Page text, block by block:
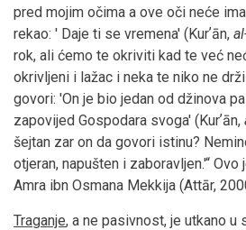
pred mojim očima a ove oči neće
rekao: ' Daje ti se vremena' (Kurʼān,
rok, ali ćemo te okriviti kad te već
okrivljeni i lažac i neka te niko ne
govori: 'On je bio jedan od džinova
zapovijed Gospodara svoga' (Kurʼān,
šejtan zar on da govori istinu?
otjeran, napušten i zaboravljen.'“
Amra ibn Osmana Mekkija (Attār,
Traganje, a ne pasivnost, je utkano u